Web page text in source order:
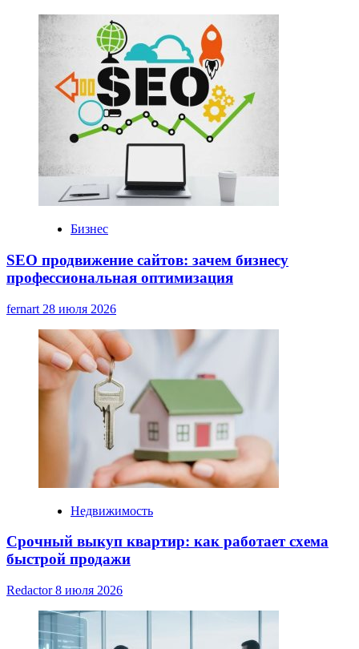
Бизнес
SEO продвижение сайтов: зачем бизнесу
профессиональная оптимизация
fernart 28 июля 2026
Недвижимость
Срочный выкуп квартир: как работает схема
быстрой продажи
Redactor8 июля 2026